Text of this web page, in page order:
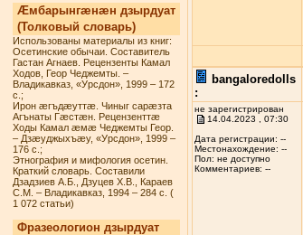
Æмбарынгæнæн дзырдуат
(Толковый словарь)
Использованы материалы из книг:
Осетинские обычаи. Составитель
Гастан Агнаев. Рецензенты Камал
Ходов, Геор Чеджемты. –
Владикавказ, «Урсдон», 1999 – 172
с.;
Ирон æгъдæуттæ. Чиныг сарæзта
Агънаты Гæстæн. Рецензенттæ
Ходы Камал æмæ Чеджемты Геор.
– Дзæуджыхъæу, «Урсдон», 1999 –
176 с.;
Этнография и мифология осетин.
Краткий словарь. Составили
Дзадзиев А.Б., Дзуцев Х.В., Караев
С.М. – Владикавказ, 1994 – 284 с. (
1 072 статьи)
Фразеологион дзырдуат
bangaloredolls
:
не зарегистрирован
14.04.2023 , 07:30
Дата регистрации: --
Местонахождение: --
Пол: не доступно
Комментариев: --